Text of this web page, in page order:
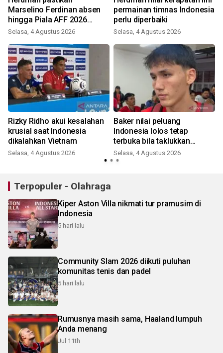
Marselino Ferdinan absen
hingga Piala AFF 2026
berakhir
Selasa, 4 Agustus 2026
permainan timnas Indonesia
perlu diperbaiki
Selasa, 4 Agustus 2026
Rizky Ridho akui kesalahan
krusial saat Indonesia
dikalahkan Vietnam
Selasa, 4 Agustus 2026
Baker nilai peluang
Indonesia lolos tetap
terbuka bila taklukkan
Singapura
Selasa, 4 Agustus 2026
Terpopuler - Olahraga
Kiper Aston Villa nikmati tur pramusim di
Indonesia
5 hari lalu
Community Slam 2026 diikuti puluhan
komunitas tenis dan padel
5 hari lalu
Rumusnya masih sama, Haaland lumpuh
Anda menang
Jul 11th